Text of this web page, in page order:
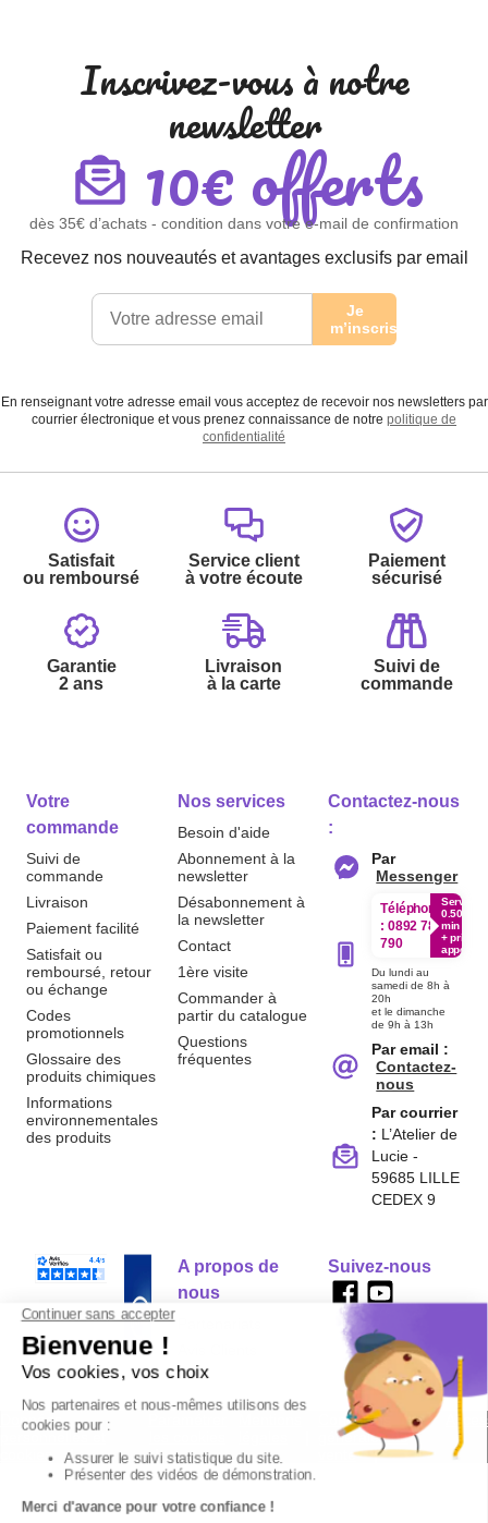
Inscrivez-vous à notre
newsletter
10€ offerts
dès 35€ d’achats - condition dans votre e-mail de confirmation
Recevez nos nouveautés et avantages exclusifs par email
Je
m’inscris
En renseignant votre adresse email vous acceptez de recevoir nos newsletters par
courrier électronique et vous prenez connaissance de notre politique de
confidentialité
Satisfait
ou remboursé
Service client
à votre écoute
Paiement
sécurisé
Garantie
2 ans
Livraison
à la carte
Suivi de
commande
Votre
commande
Suivi de
commande
Livraison
Paiement facilité
Satisfait ou
remboursé, retour
ou échange
Codes
promotionnels
Glossaire des
produits chimiques
Informations
environnementales
des produits
Nos services
Besoin d'aide
Abonnement à la
newsletter
Désabonnement à
la newsletter
Contact
1ère visite
Commander à
partir du catalogue
Questions
fréquentes
A propos de
nous
Contactez-nous
:
Par
Messenger
Téléphone
: 0892 780
790
Service
0.50€ /
min
+ prix
appel
Du lundi au
samedi de 8h à
20h
et le dimanche
de 9h à 13h
Par email :
Contactez-
nous
Par courrier
: L’Atelier de
Lucie -
59685 LILLE
CEDEX 9
Suivez-nous
Données
personnelles et
cookies
Conditions
générales de
vente